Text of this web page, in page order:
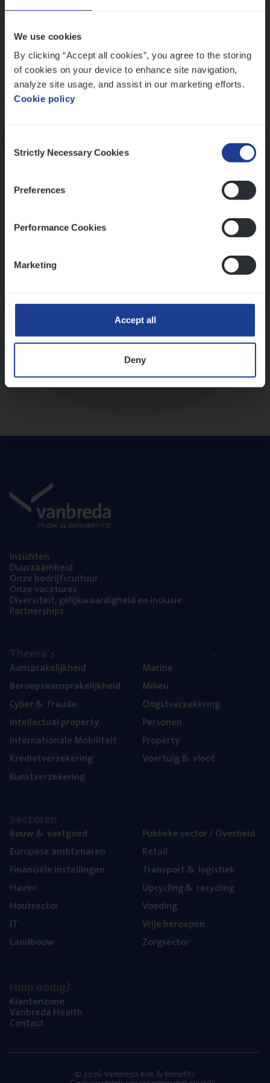
We use cookies
By clicking “Accept all cookies”, you agree to the storing
of cookies on your device to enhance site navigation,
analyze site usage, and assist in our marketing efforts.
Cookie policy
Selection
Strictly Necessary Cookies
Preferences
Performance Cookies
Marketing
Accept all
Deny
Inzich­ten
Duur­zaam­heid
Onze bedrijfs­cul­tuur
Onze vaca­tu­res
Diver­si­teit, gelijk­waar­dig­heid en inclusie
Part­ner­ships
Aan­spra­ke­lijk­heid
Beroeps­aan­spra­ke­lijk­heid
Cyber& fraude
Intel­lec­tu­al property
Inter­na­ti­o­na­le Mobiliteit
Kre­diet­ver­ze­ke­ring
Kunst­ver­ze­ke­ring
Mari­ne
Mili­eu
Oogst­ver­ze­ke­ring
Per­so­nen
Pro­per­ty
Voer­tuig& vloot
Bouw& vastgoed
Euro­pe­se ambtenaren
Finan­ci­ë­le instellingen
Haven
Hout­sec­tor
IT
Land­bouw
Publie­ke sec­tor / Overheid
Retail
Trans­port& logistiek
Upcy­cling& recycling
Voe­ding
Vrije beroe­pen
Zorg­sec­tor
Klan­ten­zo­ne
Van­b­re­da Health
Con­tact
© 2026 Vanbreda Risk & Benefits